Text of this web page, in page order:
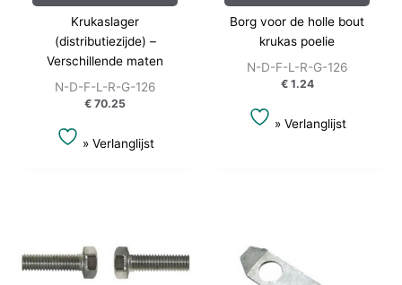
productpagina
Krukaslager
(distributiezijde) –
Verschillende maten
N-D-F-L-R-G-126
€ 70.25
» Verlanglijst
Borg voor de holle bout
krukas poelie
N-D-F-L-R-G-126
€1.24
» Verlanglijst